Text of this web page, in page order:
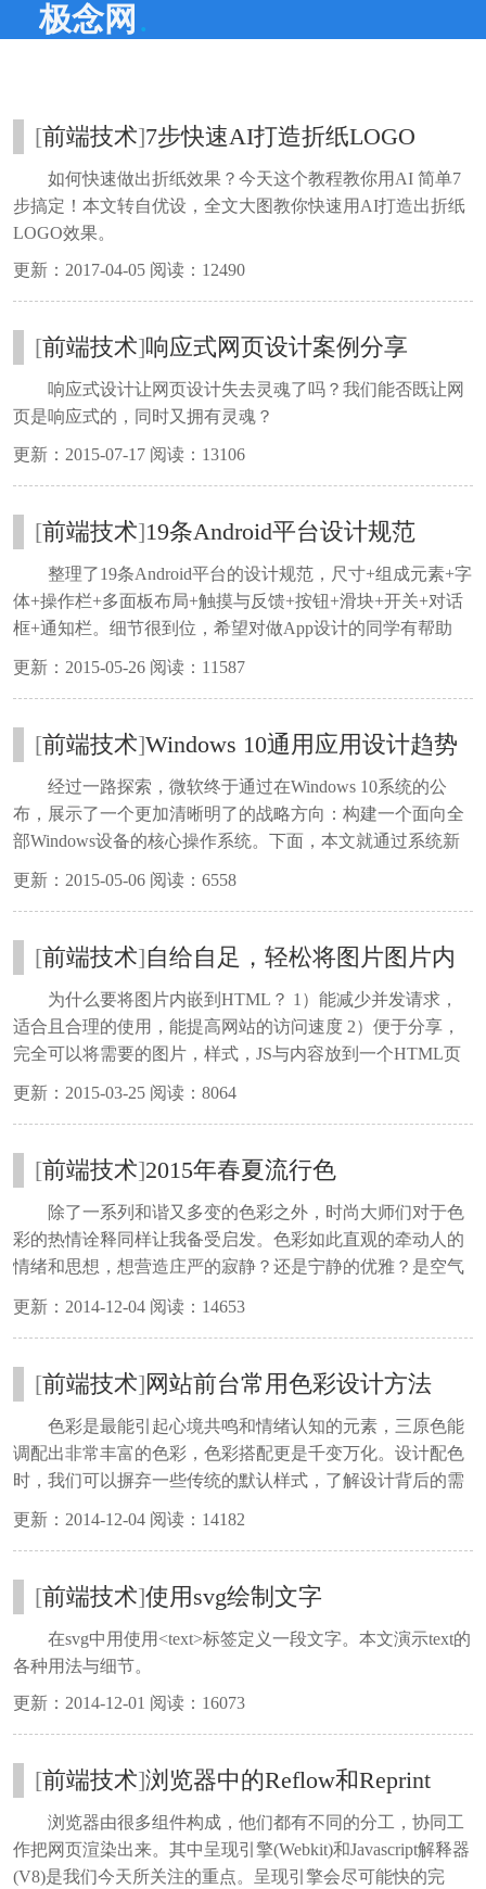
极念网 .
[前端技术]7步快速AI打造折纸LOGO
如何快速做出折纸效果？今天这个教程教你用AI 简单7
步搞定！本文转自优设，全文大图教你快速用AI打造出折纸
LOGO效果。
更新：2017-04-05 阅读：12490
[前端技术]响应式网页设计案例分享
响应式设计让网页设计失去灵魂了吗？我们能否既让网
页是响应式的，同时又拥有灵魂？
更新：2015-07-17 阅读：13106
[前端技术]19条Android平台设计规范
整理了19条Android平台的设计规范，尺寸+组成元素+字
体+操作栏+多面板布局+触摸与反馈+按钮+滑块+开关+对话
框+通知栏。细节很到位，希望对做App设计的同学有帮助
：)
更新：2015-05-26 阅读：11587
[前端技术]Windows 10通用应用设计趋势
分析
经过一路探索，微软终于通过在Windows 10系统的公
布，展示了一个更加清晰明了的战略方向：构建一个面向全
部Windows设备的核心操作系统。下面，本文就通过系统新
特性和已公布的通用应用，来简单分析一下Windows 10通用
更新：2015-05-06 阅读：6558
[前端技术]自给自足，轻松将图片图片内
嵌到HTML
为什么要将图片内嵌到HTML？ 1）能减少并发请求，
适合且合理的使用，能提高网站的访问速度 2）便于分享，
完全可以将需要的图片，样式，JS与内容放到一个HTML页
中，而不会有零零碎碎的大量文件。 3）在某些网站发表文
章时，不需要第三方图床也可以发表图片
更新：2015-03-25 阅读：8064
[前端技术]2015年春夏流行色
除了一系列和谐又多变的色彩之外，时尚大师们对于色
彩的热情诠释同样让我备受启发。色彩如此直观的牵动人的
情绪和思想，想营造庄严的寂静？还是宁静的优雅？是空气
感的轻盈？还是现代感的速度？是想给人薰衣草庄园一样的
梦幻感？美酒和宝石的奢华感？还是水果和甜品的愉悦感？
更新：2014-12-04 阅读：14653
[前端技术]网站前台常用色彩设计方法
色彩是最能引起心境共鸣和情绪认知的元素，三原色能
调配出非常丰富的色彩，色彩搭配更是千变万化。设计配色
时，我们可以摒弃一些传统的默认样式，了解设计背后的需
求目的，思考色彩对页面场景表现、情感传达等作用，从而
有依据、有条理、有方法地构建色彩搭配方案。
更新：2014-12-04 阅读：14182
[前端技术]使用svg绘制文字
在svg中用使用<text>标签定义一段文字。本文演示text的
各种用法与细节。
更新：2014-12-01 阅读：16073
[前端技术]浏览器中的Reflow和Reprint
浏览器由很多组件构成，他们都有不同的分工，协同工
作把网页渲染出来。其中呈现引擎(Webkit)和Javascript解释器
(V8)是我们今天所关注的重点。呈现引擎会尽可能快的完